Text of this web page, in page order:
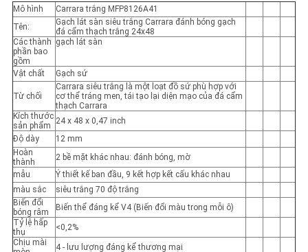
Mô hình
Carrara trắng MFP8126A41
Tên:
Gạch lát sàn siêu trắng Carrara đánh bóng gạch
đá cẩm thạch trắng 24x48
Các thành
phần bao
gồm
gạch lát sàn
Vật chất Gạch sứ
Từ chối
Carrara siêu trắng là một loạt đồ sứ phù hợp với
cơ thể tráng men, tái tạo lại diện mạo của đá cẩm
thạch Carrara
Kích thước
sản phẩm
24 x 48 x 0,47 inch
Độ dày
12 mm
Hoàn
thành
2 bề mặt khác nhau: đánh bóng, mờ
mẫu
Ý thiết kế ban đầu, 9 kết hợp kết cấu khác nhau
màu sắc
siêu trắng 70 độ trắng
Biến đổi
bóng râm
Biến thể đáng kể V4 (Biến đổi màu trong mỗi ô)
Tỷ lệ hấp
thụ
<0,2%
Chịu mài
4 - lưu lượng đáng kể thương mại